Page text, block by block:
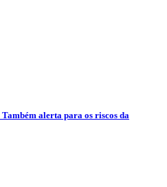
alerta para os riscos da